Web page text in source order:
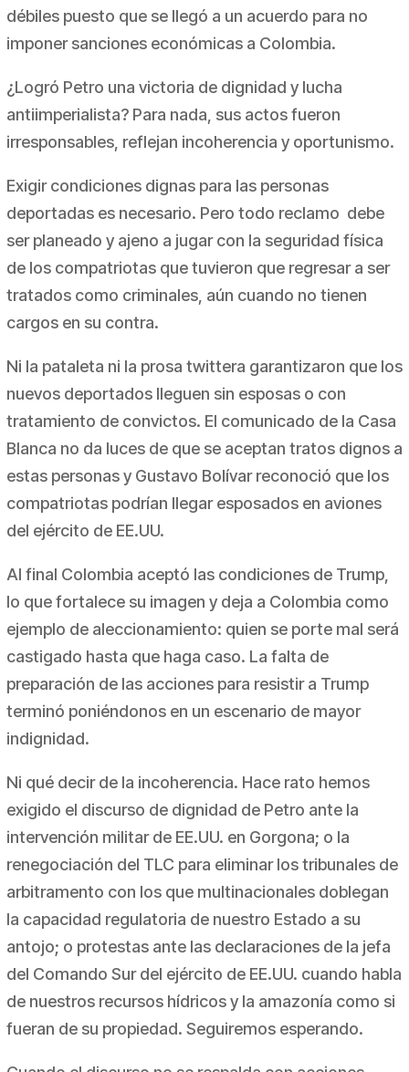
débiles puesto que se llegó a un acuerdo para no
imponer sanciones económicas a Colombia.
¿Logró Petro una victoria de dignidad y lucha
antiimperialista? Para nada, sus actos fueron
irresponsables, reflejan incoherencia y oportunismo.
Exigir condiciones dignas para las personas
deportadas es necesario. Pero todo reclamo debe
ser planeado y ajeno a jugar con la seguridad física
de los compatriotas que tuvieron que regresar a ser
tratados como criminales, aún cuando no tienen
cargos en su contra.
Ni la pataleta ni la prosa twittera garantizaron que los
nuevos deportados lleguen sin esposas o con
tratamiento de convictos. El comunicado de la Casa
Blanca no da luces de que se aceptan tratos dignos a
estas personas y Gustavo Bolívar reconoció que los
compatriotas podrían llegar esposados en aviones
del ejército de EE.UU.
Al final Colombia aceptó las condiciones de Trump,
lo que fortalece su imagen y deja a Colombia como
ejemplo de aleccionamiento: quien se porte mal será
castigado hasta que haga caso. La falta de
preparación de las acciones para resistir a Trump
terminó poniéndonos en un escenario de mayor
indignidad.
Ni qué decir de la incoherencia. Hace rato hemos
exigido el discurso de dignidad de Petro ante la
intervención militar de EE.UU. en Gorgona; o la
renegociación del TLC para eliminar los tribunales de
arbitramento con los que multinacionales doblegan
la capacidad regulatoria de nuestro Estado a su
antojo; o protestas ante las declaraciones de la jefa
del Comando Sur del ejército de EE.UU. cuando habla
de nuestros recursos hídricos y la amazonía como si
fueran de su propiedad. Seguiremos esperando.